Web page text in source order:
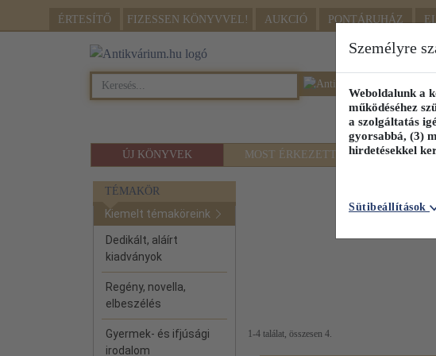
ÉRTESÍTŐ FIZESSEN KÖNYVVEL! AUKCIÓ PONTÁRUHÁZ
ÚJ KÖNYVEK MOST ÉRKEZETT
TÉMAKÖR
Kiemelt témaköreink
Dedikált, aláírt
kiadványok
Regény, novella,
elbeszélés
Gyermek- és ifjúsági
irodalom
1-4 találat, összesen 4.
Személyre
Weboldalunk a
működéséhez
a szolgáltatás
gyorsabbá, (3)
hirdetésekkel
Sütibeállítások